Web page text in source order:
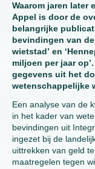
Waarom jaren later
Appel is door de
belangrijke
bevindingen van
wietstad’ en
miljoen per jaar
gegevens uit het
wetenschappelijke
Een analyse van de
in het kader van
bevindingen uit
ingezet bij de
uittrekken van geld
maatregelen tegen